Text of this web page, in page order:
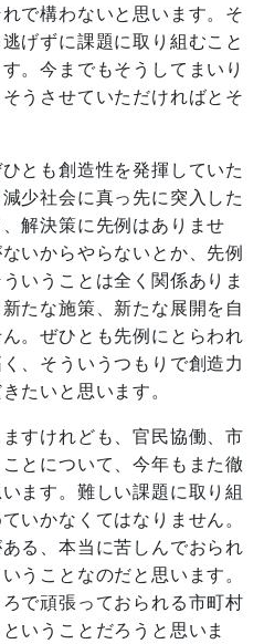
で構わないと思います。そ
げずに課題に取り組むこと
。今までもそうしてまいり
うさせていただければとそ
とも創造性を発揮していた
少社会に真っ先に突入した
解決策に先例はありませ
いからやらないとか、先例
いうことは全く関係ありま
たな施策、新たな展開を自
。ぜひとも先例にとらわれ
、そういうつもりで創造力
たいと思います。
すけれども、官民協働、市
とについて、今年もまた徹
ます。難しい課題に取り組
いかなくてはなりません。
る、本当に苦しんでおられ
うことなのだと思います。
で頑張っておられる市町村
いうことだろうと思いま